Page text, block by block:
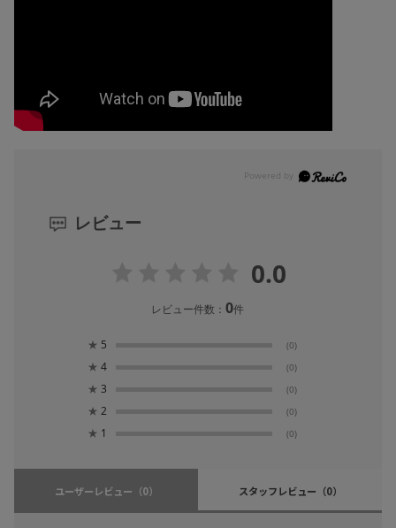
レビュー
0.0
レビュー件数：0件
★ 5 (0)
★ 4 (0)
★ 3 (0)
★ 2 (0)
★ 1 (0)
ユーザーレビュー （0） スタッフレビュー （0）